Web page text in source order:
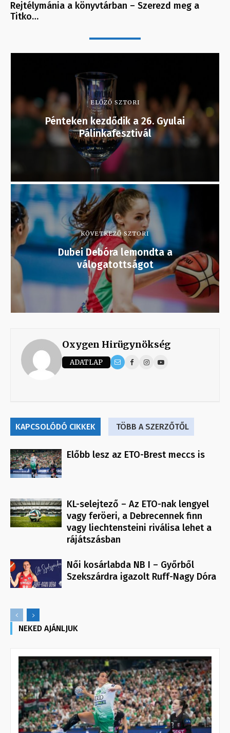
Rejtélymánia a könyvtárban – Szerezd meg a
Titko…
ELŐZŐ SZTORI
Pénteken kezdődik a 26. Gyulai
Pálinkafesztivál
KÖVETKEZŐ SZTORI
Dubei Debóra lemondta a
válogatottságot
Oxygen Hirügynökség
ADATLAP
KAPCSOLÓDÓ CIKKEK TÖBB A SZERZŐTŐL
Előbb lesz az ETO-Brest meccs is
KL-selejtező – Az ETO-nak lengyel
vagy feröeri, a Debrecennek finn
vagy liechtensteini riválisa lehet a
rájátszásban
Női kosárlabda NB I – Győrből
Szekszárdra igazolt Ruff-Nagy Dóra
NEKED AJÁNLJUK